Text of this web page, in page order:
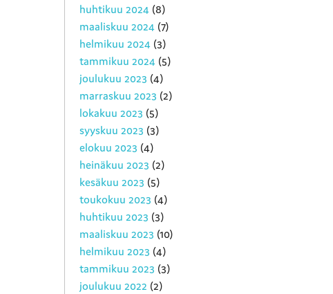
huhtikuu 2024 (8)
maaliskuu 2024 (7)
helmikuu 2024 (3)
tammikuu 2024 (5)
joulukuu 2023 (4)
marraskuu 2023 (2)
lokakuu 2023 (5)
syyskuu 2023 (3)
elokuu 2023 (4)
heinäkuu 2023 (2)
kesäkuu 2023 (5)
toukokuu 2023 (4)
huhtikuu 2023 (3)
maaliskuu 2023 (10)
helmikuu 2023 (4)
tammikuu 2023 (3)
joulukuu 2022 (2)